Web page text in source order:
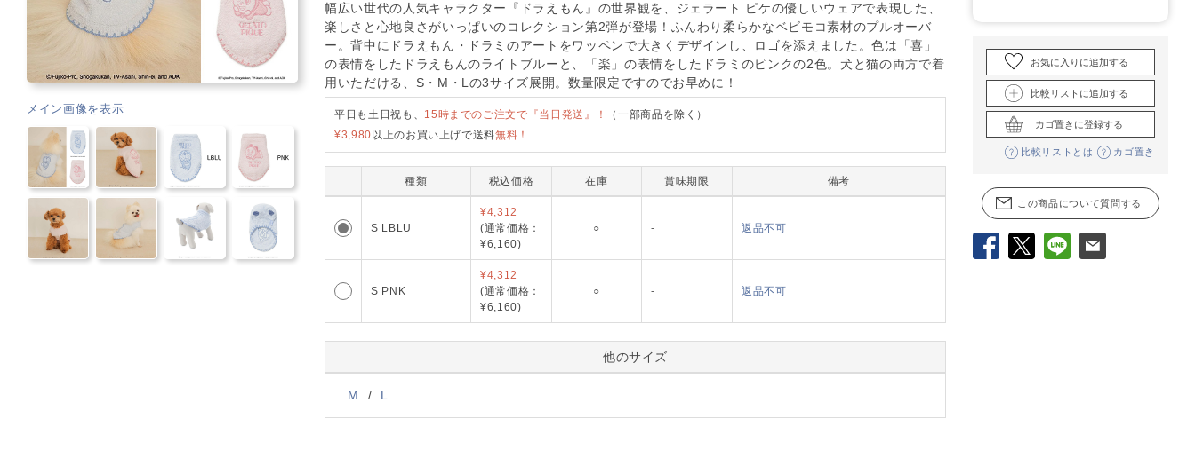
メイン画像を表示
幅広い世代の人気キャラクター『ドラえもん』の世界観を、ジェラート ピケの優しいウェアで表現した、
楽しさと心地良さがいっぱいのコレクション第2弾が登場！ふんわり柔らかなベビモコ素材のプルオーバ
ー。背中にドラえもん・ドラミのアートをワッペンで大きくデザインし、ロゴを添えました。色は「喜」
の表情をしたドラえもんのライトブルーと、「楽」の表情をしたドラミのピンクの2色。犬と猫の両方で着
用いただける、S・M・Lの3サイズ展開。数量限定ですのでお早めに！
平日も土日祝も、 15時までのご注文で『当日発送』！
（一部商品を除く）
¥3,980 以上のお買い上げで送料無料！
種類 税込価格 在庫 賞味期限
備考
S LBLU
¥4,312
(通常価格：
¥6,160)
○ - 返品不可
S PNK
¥4,312
(通常価格：
¥6,160)
○ - 返品不可
他のサイズ
M / L
お気に入りに追加する
比較リストに追加する
カゴ置きに登録する
比較リストとは カゴ置き
この商品について質問する
Facebook LINE